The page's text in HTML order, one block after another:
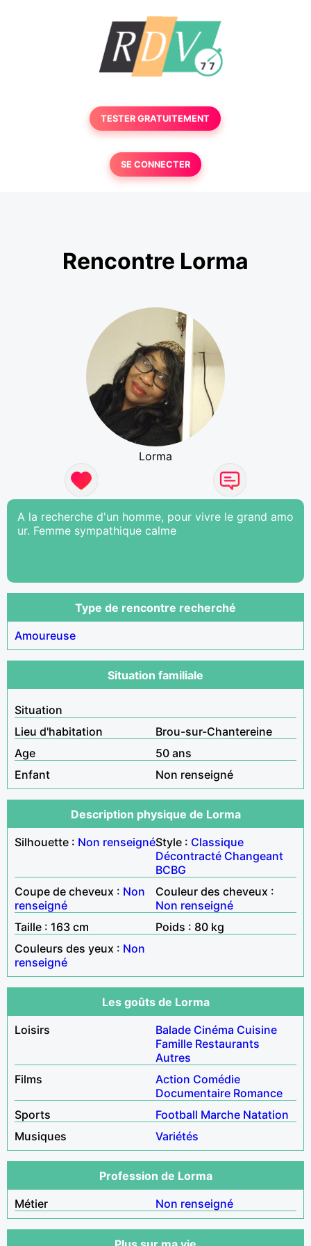
TESTER GRATUITEMENT
SE CONNECTER
Rencontre Lorma
Lorma
A la recherche d'un homme, pour vivre le grand amo
ur. Femme sympathique calme
Type de rencontre recherché
Amoureuse
Situation familiale
Situation
Lieu d'habitation
Brou-sur-Chantereine
Age
50 ans
Enfant
Non renseigné
Description physique de Lorma
Silhouette : Non renseignéStyle : Classique
Décontracté Changeant
BCBG
Coupe de cheveux : Non
renseigné
Couleur des cheveux :
Non renseigné
Taille : 163 cm
Poids : 80 kg
Couleurs des yeux : Non
renseigné
Les goûts de Lorma
Loisirs
Balade Cinéma Cuisine
Famille Restaurants
Autres
Films
Action Comédie
Documentaire Romance
Sports
Football Marche Natation
Musiques
Variétés
Profession de Lorma
Métier
Non renseigné